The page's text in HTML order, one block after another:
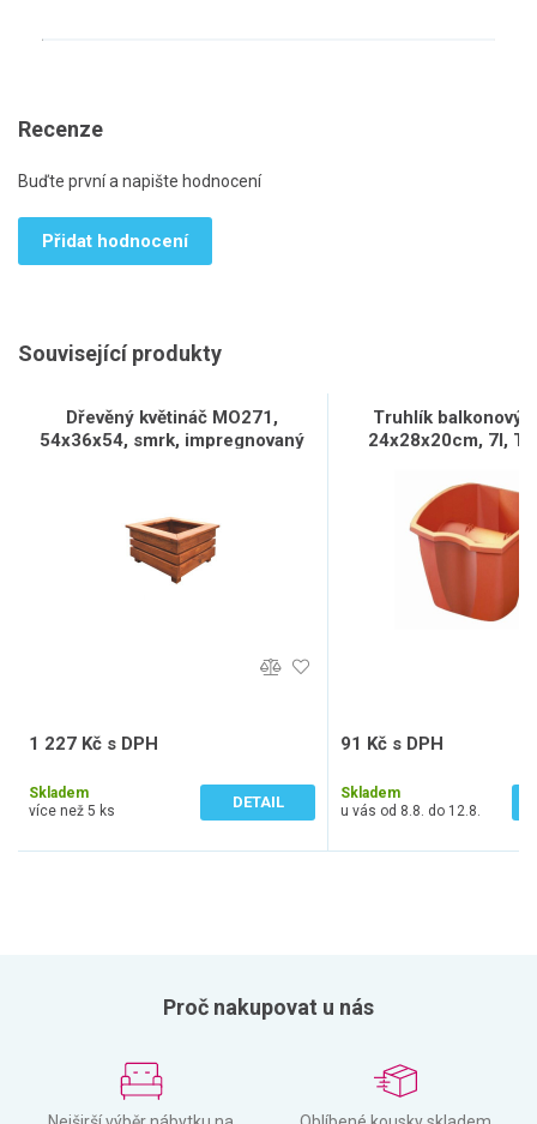
Recenze
Buďte první a napište hodnocení
Přidat hodnocení
Související produkty
Dřevěný květináč MO271,
54x36x54, smrk, impregnovaný
1 227 Kč s DPH
Skladem
více než 5 ks
DETAIL
Truhlík balkonový
24x28x20cm, 7l,
91 Kč s DPH
Skladem
u vás od 8.8. do 12.8.
Proč nakupovat u nás